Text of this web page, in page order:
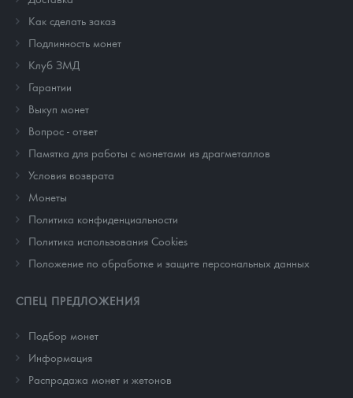
Как сделать заказ
Подлинность монет
Клуб ЗМД
Гарантии
Выкуп монет
Вопрос - ответ
Памятка для работы с монетами из драгметаллов
Условия возврата
Монеты
Политика конфиденциальности
Политика использования Cookies
Положение по обработке и защите персональных данных
СПЕЦ ПРЕДЛОЖЕНИЯ
Подбор монет
Информация
Распродажа монет и жетонов